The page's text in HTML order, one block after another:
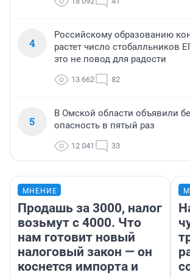
4
Российскому образованию
растет число стобалльников
это не повод для радости
13 662 82
5
В Омской области объявили
опасность в пятый раз
12 041 33
МНЕНИЕ
Продашь за 3000, налог
возьмут с 4000. Что
нам готовит новый
налоговый закон — он
коснется импорта и